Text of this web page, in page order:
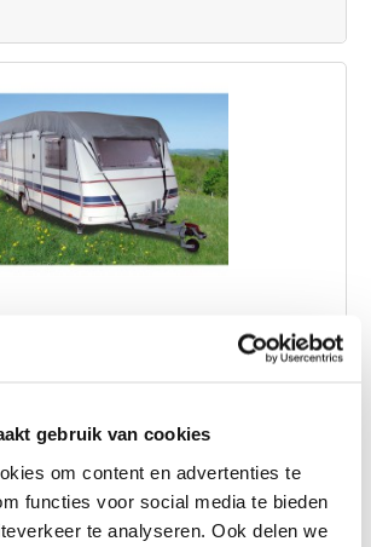
gebruik van cookies
om content en advertenties te
functies voor social media te bieden
te analyseren. Ook delen we
CAMPER DAKHOES 850-1000 CM